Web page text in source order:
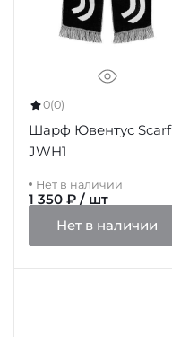
0(0)
Шарф Ювентус Scarf
JWH1
Нет в наличии
1 350 ₽ / шт
Нет в наличии